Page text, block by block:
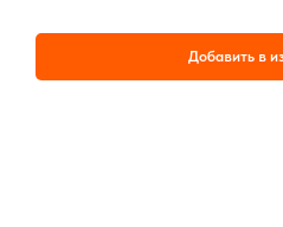
Добавить в